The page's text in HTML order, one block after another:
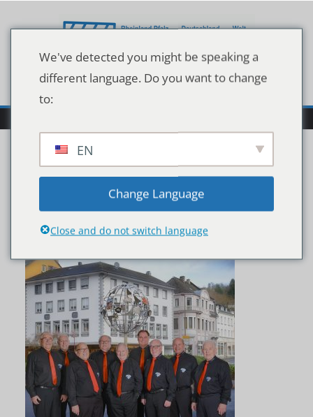
Inhalt
210409_Bachwagge-
Foto_Pullig
We've detected you might be speaking a
different language. Do you want to change
to:
EN
Change Language
Close and do not switch language